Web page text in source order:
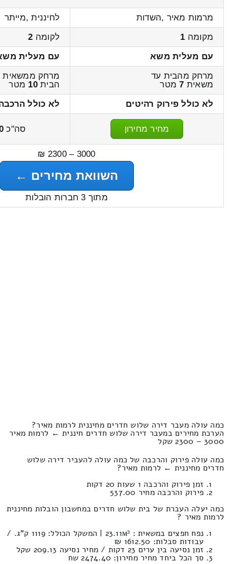
מרמות מאיר ,השדות
לחיננית ,מייתר
מקומה 1 לקומה 2
עם מעלית משא
עם מעלית
מרחק מהבית עד
משאית 7מטר
מרחק ממשאית
הבית10 מטר
לא כולל פירוק רהיטים
לא כולל
מחיר מחירון סה"כ
3000 – 2300 ₪
השוואת מחירים ←
מתוך 3 חברות הובלות
כמה עולה מעבר דירה שלוש חדרים מחיננית לרמות מאיר?
הערכת מחירים במעבר דירה שלוש חדרים חיננית ← לרמות מאיר
3000 – 2300 שקל
כמה עולה פירוק והרכבה של כמה עולה להעביר דירה שלוש
חדרים מחיננית ← לרמות מאיר?
זמן פירוק והרכבה 1 שעות 20 דקות
פירוק והרכבה מחיר 537.00
כמה יעלה העברת של בית שלוש חדרים במחשבון הובלות מחיננית
לרמות מאיר ?
נפח חפצים במשאית : 23.11м³ | המשקל הכולל: 1119 ק”ג. /
עבודות סבלות: 1612.50 ₪
זמן נסיעה בין ערים 23 דקות / מחיר נסיעה 209.13 שקל
סך הכל ביחד מחיר מחירון: 2474.40 שח